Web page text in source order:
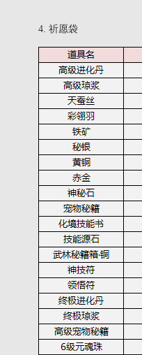
4. 祈愿袋